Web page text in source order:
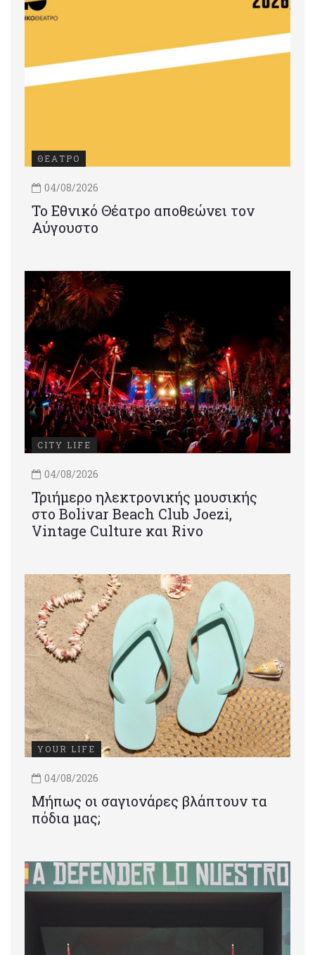
ΘΕΑΤΡΟ
04/08/2026
Το Εθνικό Θέατρο αποθεώνει τον
Αύγουστο
CITY LIFE
04/08/2026
Τριήμερο ηλεκτρονικής μουσικής
στο Bolivar Beach Club Joezi,
Vintage Culture και Rivo
YOUR LIFE
04/08/2026
Μήπως οι σαγιονάρες βλάπτουν τα
πόδια μας;